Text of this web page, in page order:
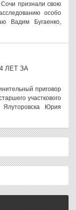
признали свою
особо
Вадим Бугаенко,
ЛЕТ ЗА
приговор
участкового
Ялуторовска Юрия